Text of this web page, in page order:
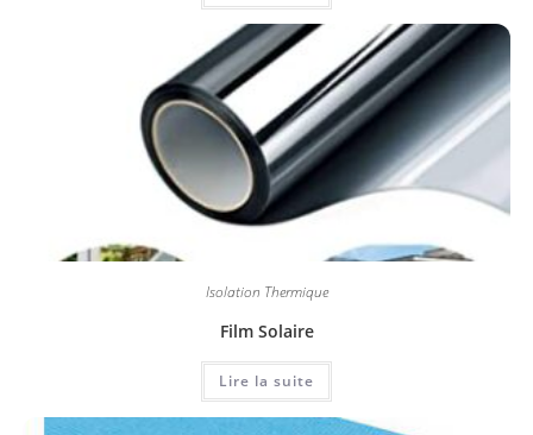
Isolation Thermique
Film Solaire
Lire la suite